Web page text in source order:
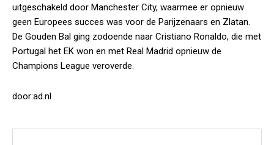
uitgeschakeld door Manchester City, waarmee er opnieuw
geen Europees succes was voor de Parijzenaars en Zlatan.
De Gouden Bal ging zodoende naar Cristiano Ronaldo, die met
Portugal het EK won en met Real Madrid opnieuw de
Champions League veroverde.
door:ad.nl